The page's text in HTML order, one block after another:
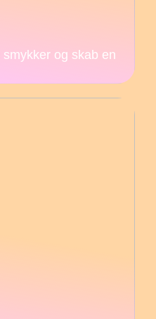
og skab en